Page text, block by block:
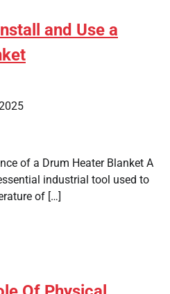
and Use a
of a Drum Heater Blanket A
industrial tool used to
of […]